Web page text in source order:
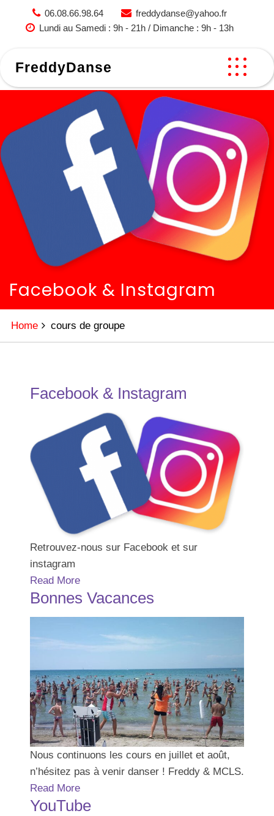
06.08.66.98.64
freddydanse@yahoo.fr
Lundi au Samedi : 9h - 21h / Dimanche : 9h - 13h
FreddyDanse
Facebook & Instagram
Home cours de groupe
Facebook & Instagram
Retrouvez-nous sur Facebook et sur
instagram
Read More
Bonnes Vacances
Nous continuons les cours en juillet et août,
n’hésitez pas à venir danser ! Freddy & MCLS.
Read More
YouTube